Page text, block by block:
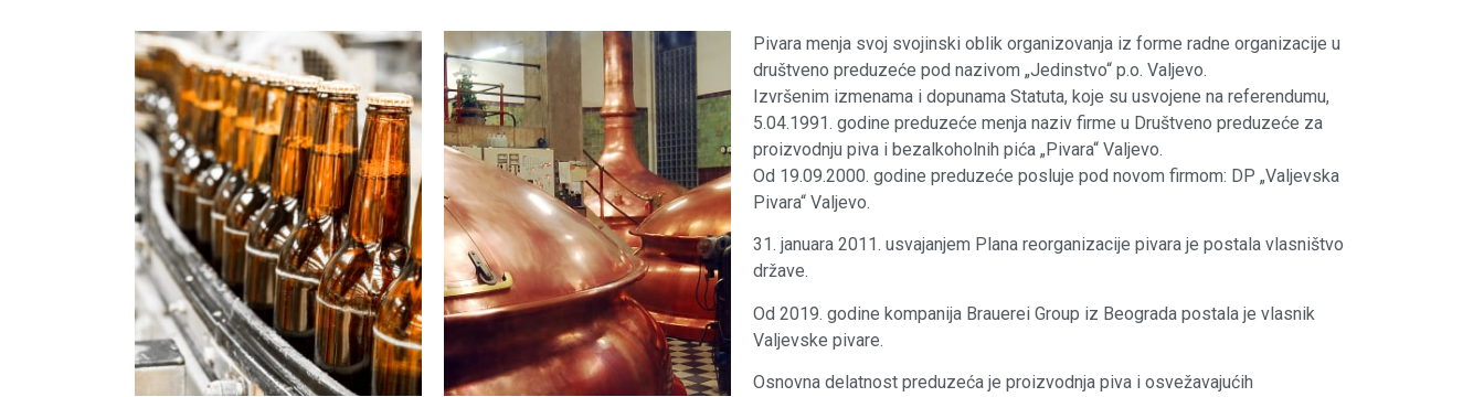
Pivara menja svoj svojinski oblik organizovanja iz forme radne organizacije u
društveno preduzeće pod nazivom „Jedinstvo“ p.o. Valjevo.
Izvršenim izmenama i dopunama Statuta, koje su usvojene na referendumu,
5.04.1991. godine preduzeće menja naziv firme u Društveno preduzeće za
proizvodnju piva i bezalkoholnih pića „Pivara“ Valjevo.
Od 19.09.2000. godine preduzeće posluje pod novom firmom: DP „Valjevska
Pivara“ Valjevo.
31. januara 2011. usvajanjem Plana reorganizacije pivara je postala vlasništvo
države.
Od 2019. godine kompanija Brauerei Group iz Beograda postala je vlasnik
Valjevske pivare.
Osnovna delatnost preduzeća je proizvodnja piva i osvežavajućih